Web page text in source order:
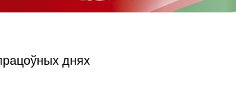
днях